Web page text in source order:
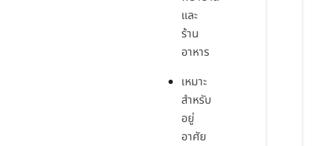
และ
ร้าน
อาหาร
เหมาะ
สำหรับ
อยู่
อาศัย